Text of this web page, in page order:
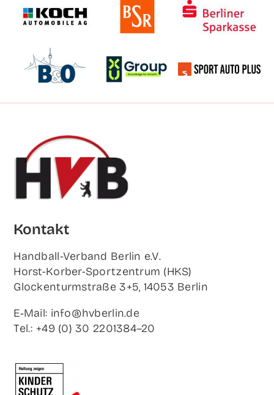
Kon­takt
Hand­ball-Ver­band Ber­lin e.V.
Horst-Korb­er-Sport­zen­trum (HKS)
Glo­cken­turm­stra­ße 3+5, 14053 Berlin
E‑Mail: info@hvberlin.de
Tel.: +49 (0) 30 2201384–20